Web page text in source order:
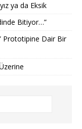
ya da Eksik
Bitiyor…”
Prototipine Dair Bir